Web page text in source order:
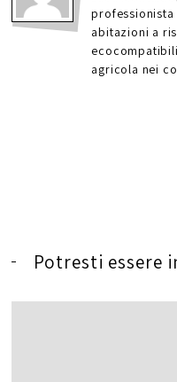
abitazioni a
agricola nei
Potresti essere